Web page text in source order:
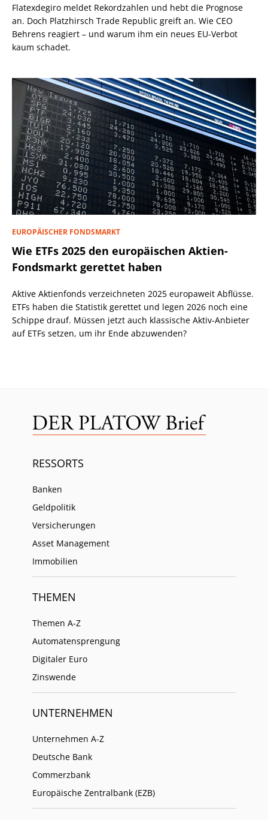
Flatexdegiro meldet Rekordzahlen und hebt die Prognose
an. Doch Platzhirsch Trade Republic greift an. Wie CEO
Behrens reagiert – und warum ihm ein neues EU-Verbot
kaum schadet.
EUROPÄISCHER FONDSMARKT
Wie ETFs 2025 den europäischen Aktien-
Fondsmarkt gerettet haben
Aktive Aktienfonds verzeichneten 2025 europaweit Abflüsse.
ETFs haben die Statistik gerettet und legen 2026 noch eine
Schippe drauf. Müssen jetzt auch klassische Aktiv-Anbieter
auf ETFs setzen, um ihr Ende abzuwenden?
RESSORTS
Banken
Geldpolitik
Versicherungen
Asset Management
Immobilien
THEMEN
Themen A-Z
Automatensprengung
Digitaler Euro
Zinswende
UNTERNEHMEN
Unternehmen A-Z
Deutsche Bank
Commerzbank
Europäische Zentralbank (EZB)